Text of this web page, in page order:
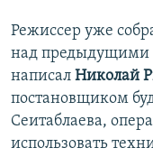
Режиссер уже
над предыдущими
написал Николай
постановщиком
Сеитаблаева,
использовать